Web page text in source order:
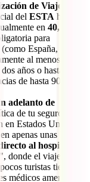
de Viaje):
del ESTA ha
en 40,27
para
España, Chile
al menos
años o hasta que
de hasta 90 días
adelanto de
de tu seguro en
Estados Unidos
en apenas unas horas,
al hospital
donde el viajero
turistas tienen la
médicos americanos